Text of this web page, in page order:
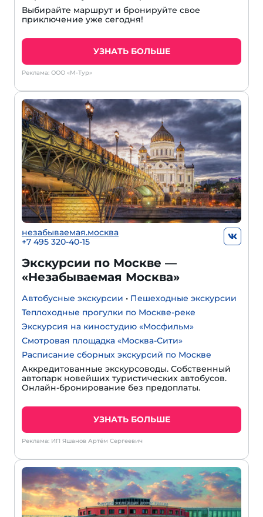
Выбирайте маршрут и бронируйте свое
приключение уже сегодня!
УЗНАТЬ БОЛЬШЕ
Реклама: ООО «М-Тур»
незабываемая.москва
+7 495 320-40-15
Экскурсии по Москве —
«Незабываемая Москва»
Автобусные экскурсии • Пешеходные экскурсии
Теплоходные прогулки по Москве-реке
Экскурсия на киностудию «Мосфильм»
Смотровая площадка «Москва-Сити»
Расписание сборных экскурсий по Москве
Аккредитованные экскурсоводы. Собственный
автопарк новейших туристических автобусов.
Онлайн-бронирование без предоплаты.
УЗНАТЬ БОЛЬШЕ
Реклама: ИП Яшанов Артём Сергеевич